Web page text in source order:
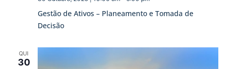
Gestão de Ativos – Planeamento e Tomada de
Decisão
QUI
30